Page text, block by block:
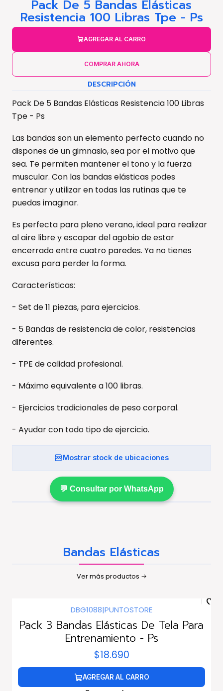
Pack De 5 Bandas Elásticas
Resistencia 100 Libras Tpe - Ps
AGREGAR AL CARRO
COMPRAR AHORA
DESCRIPCIÓN
Pack De 5 Bandas Elásticas Resistencia 100 Libras
Tpe - Ps
Las bandas son un elemento perfecto cuando no
dispones de un gimnasio, sea por el motivo que
sea. Te permiten mantener el tono y la fuerza
muscular. Con las bandas elásticas podes
entrenar y utilizar en todas las rutinas que te
puedas imaginar.
Es perfecta para pleno verano, ideal para realizar
al aire libre y escapar del agobio de estar
encerrado entre cuatro paredes. Ya no tienes
excusa para perder la forma.
Características:
- Set de 11 piezas, para ejercicios.
- 5 Bandas de resistencia de color, resistencias
diferentes.
- TPE de calidad profesional.
- Máximo equivalente a 100 libras.
- Ejercicios tradicionales de peso corporal.
- Ayudar con todo tipo de ejercicio.
Mostrar stock de ubicaciones
💬 Consultar por WhatsApp
Bandas Elásticas
Ver más productos
DBG1088|PUNTOSTORE
Pack 3 Bandas Elásticas De Tela Para
Entrenamiento - Ps
$18.690
AGREGAR AL CARRO